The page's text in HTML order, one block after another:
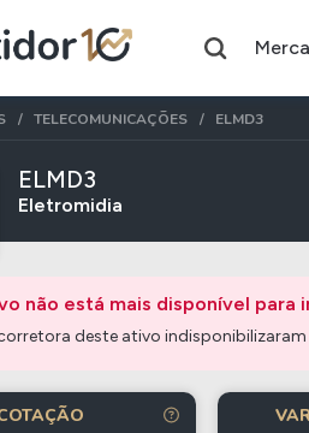
do momento
Selic
FIIs
TELECOMUNICAÇÕES ELMD3
ELMD3
Eletromidia
não está mais disponível para
deste ativo